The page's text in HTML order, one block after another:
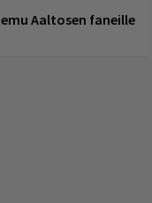
Aaltosen faneille